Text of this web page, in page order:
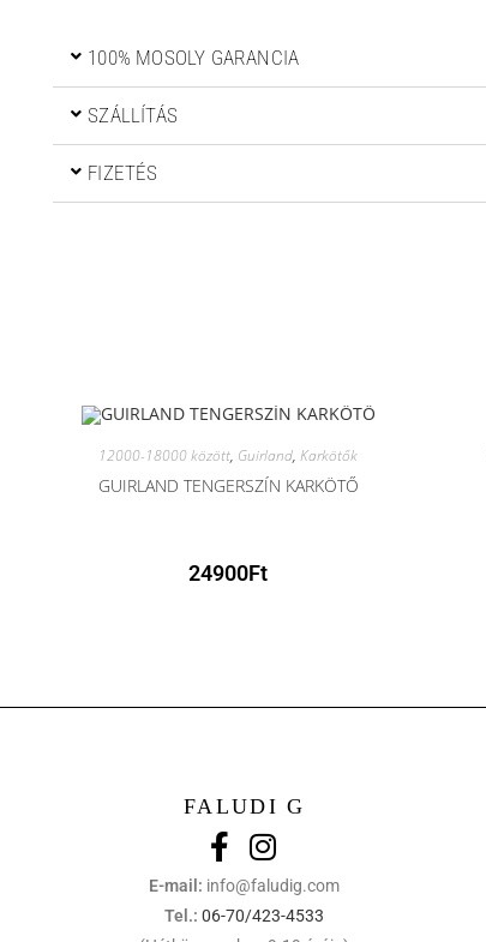
100% MOSOLY GARANCIA
SZÁLLÍTÁS
FIZETÉS
12000-18000 között, Guirland, Karkötők
GUIRLAND TENGERSZÍN KARKÖTŐ
24900Ft
FALUDI G
E-mail: info@faludig.com
Tel.: 06-70/423-4533